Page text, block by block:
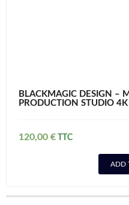
BLACKMAGIC DESIGN –
PRODUCTION STUDIO
120,00 €
ADD